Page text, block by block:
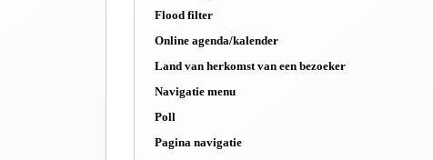
Flood filter
Online agenda/kalender
Land van herkomst van een bezoeker
Navigatie menu
Poll
Pagina navigatie